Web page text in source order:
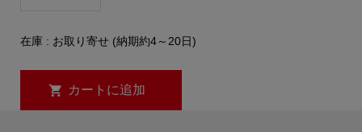
在庫 : お取り寄せ (納期約4～20日)